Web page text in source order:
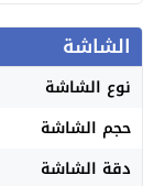
الشاشة
نوع الشاشة
حجم الشاشة
دقة الشاشة